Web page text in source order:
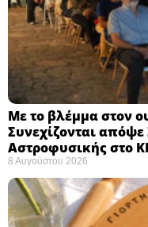
Με το βλέμμα στον
Συνεχίζονται
Αστροφυσικής στο
8 Αυγούστου 2026